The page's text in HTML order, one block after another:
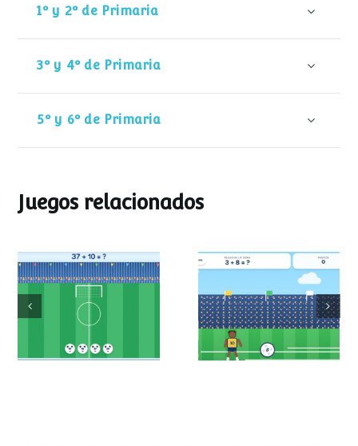
1º y 2º de Primaria
3º y 4º de Primaria
5º y 6º de Primaria
Juegos relacionados
Mundial de
operaciones
Partido de sumas